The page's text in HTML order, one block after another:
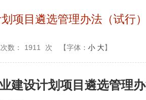
项目遴选管理办法（试行）
数： 1911 次 【字体： 小 大】
建设计划项目遴选管理